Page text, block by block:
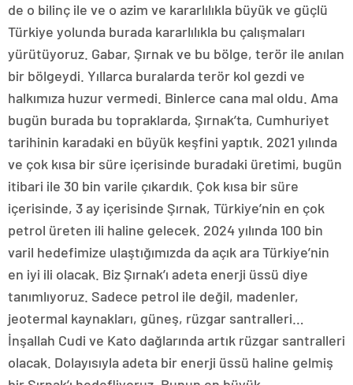
de o bilinç ile ve o azim ve kararlılıkla büyük ve güçlü
Türkiye yolunda burada kararlılıkla bu çalışmaları
yürütüyoruz. Gabar, Şırnak ve bu bölge, terör ile anılan
bir bölgeydi. Yıllarca buralarda terör kol gezdi ve
halkımıza huzur vermedi. Binlerce cana mal oldu. Ama
bugün burada bu topraklarda, Şırnak’ta, Cumhuriyet
tarihinin karadaki en büyük keşfini yaptık. 2021 yılında
ve çok kısa bir süre içerisinde buradaki üretimi, bugün
itibari ile 30 bin varile çıkardık. Çok kısa bir süre
içerisinde, 3 ay içerisinde Şırnak, Türkiye’nin en çok
petrol üreten ili haline gelecek. 2024 yılında 100 bin
varil hedefimize ulaştığımızda da açık ara Türkiye’nin
en iyi ili olacak. Biz Şırnak’ı adeta enerji üssü diye
tanımlıyoruz. Sadece petrol ile değil, madenler,
jeotermal kaynakları, güneş, rüzgar santralleri…
İnşallah Cudi ve Kato dağlarında artık rüzgar santralleri
olacak. Dolayısıyla adeta bir enerji üssü haline gelmiş